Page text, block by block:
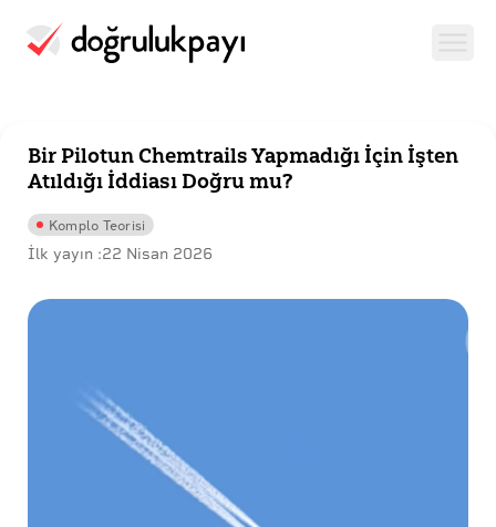
Bir Pilotun Chemtrails Yapmadığı İçin İşten
Atıldığı İddiası Doğru mu?
Komplo Teorisi
İlk yayın :22 Nisan 2026